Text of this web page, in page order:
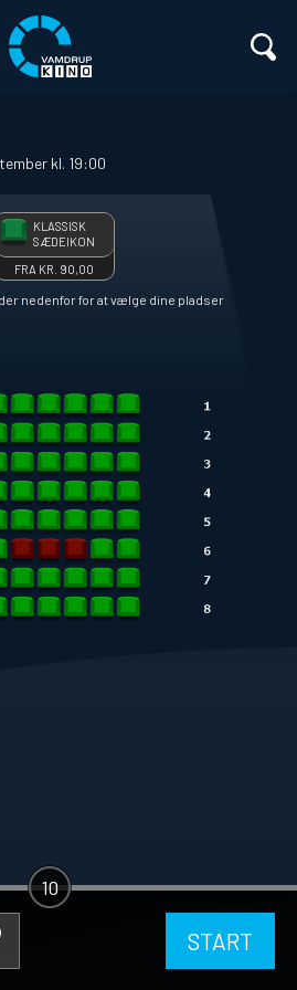
kl. 19:00
KLASSISK
SÆDEIKON
FRA KR. 90,00
nedenfor for at vælge dine pladser
START
10
front02 081751